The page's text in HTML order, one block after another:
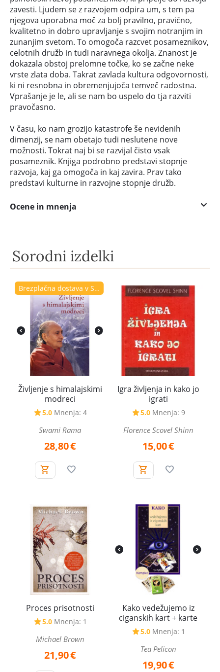
zavesti. Ljudem se z razvojem odpira um, s tem pa
njegova uporabna moč za bolj pravilno, pravično,
kvalitetno in dobro upravljanje s svojim notranjim in
zunanjim svetom. To omogoča razcvet posameznikov,
celotnih družb in tudi naravnega okolja. Znanost je
dokazala obstoj prelomne točke, ko se začne neke
vrste zlata doba. Takrat zavlada kultura odgovornosti,
ki ni resnobna in obremenjujoča temveč radostna.
Vprašanje je le, ali se nam bo uspelo do tja razviti
pravočasno.
V času, ko nam grozijo katastrofe še nevidenih
dimenzij, se nam obetajo tudi neslutene nove
možnosti. Tokrat naj bi se razvijal čisto vsak
posameznik. Knjiga podrobno predstavi stopnje
razvoja, kaj ga omogoča in kaj zavira. Prav tako
predstavi kulturne in razvojne stopnje družb.
Ocene in mnenja
Sorodni izdelki
Brezplačna dostava v Sloveniji
Življenje s himalajskimi
modreci
5.0 Mnenja: 4
Swami Rama
28,80€
Igra življenja in kako jo
igrati
5.0 Mnenja: 9
Florence Scovel Shinn
15,00€
Proces prisotnosti
5.0 Mnenja: 1
Michael Brown
21,90€
Kako vedežujemo iz
ciganskih kart + karte
5.0 Mnenja: 1
Tea Pelicon
19,90€